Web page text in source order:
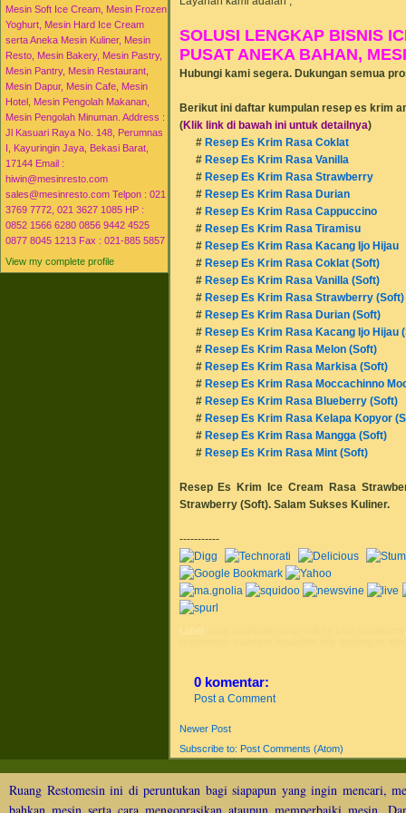
►04/17 - 04/24(10)
►05/01 - 05/08 (3)
►05/08 - 05/15(1)
► 05/15 - 05/22(3)
►05/22 - 05/29 (9)
►06/05 - 06/12(2)
►06/12 - 06/19(4)
►07/03 - 07/10(1)
►07/10 - 07/17 (7)
►07/17 - 07/24(9)
► 07/24 - 07/31
►07/31 - 08/07(9)
►08/07 - 08/14(1)
►08/14 - 08/21(2)
►09/04 - 09/11(2)
►2012(69)
►2014(51)
Mesin Soft Ice Cream, Mesin Frozen
Yoghurt, Mesin Hard Ice Cream
serta Aneka Mesin Kuliner, Mesin
Resto, Mesin Bakery, Mesin Pastry,
Mesin Pantry, Mesin Restaurant,
Mesin Dapur, Mesin Cafe, Mesin
Hotel, Mesin Pengolah Makanan,
Mesin Pengolah Minuman. Address :
Jl Kasuari Raya No. 148, Perumnas
I, Kayuringin Jaya, Bekasi Barat,
17144 Email :
hiwin@mesinresto.com
sales@mesinresto.com Telpon : 021
3769 7772, 021 3627 1085 HP :
0852 1566 6280 0856 9442 4525
0877 8045 1213 Fax : 021-885 5857
View my complete profile
SOLUSI LENGKAP BISNIS
PUSAT ANEKA BAHAN,
Hubungi kami segera. Dukungan semua
Berikut ini daftar kumpulan resep es krim
(Klik link di bawah ini untuk detailnya)
# Resep Es Krim Rasa Coklat
# Resep Es Krim Rasa Vanilla
# Resep Es Krim Rasa Strawberry
# Resep Es Krim Rasa Durian
# Resep Es Krim Rasa Cappuccino
# Resep Es Krim Rasa Tiramisu
# Resep Es Krim Rasa Kacang Ijo Hijau
# Resep Es Krim Rasa Coklat (Soft)
# Resep Es Krim Rasa Vanilla (Soft)
# Resep Es Krim Rasa Strawberry (Soft)
# Resep Es Krim Rasa Durian (Soft)
# Resep Es Krim Rasa Kacang Ijo Hijau
# Resep Es Krim Rasa Melon (Soft)
# Resep Es Krim Rasa Markisa (Soft)
# Resep Es Krim Rasa Moccachinno
# Resep Es Krim Rasa Blueberry (Soft)
# Resep Es Krim Rasa Kelapa Kopyor
# Resep Es Krim Rasa Mangga (Soft)
# Resep Es Krim Rasa Mint (Soft)
Resep Es Krim Ice Cream Rasa
Strawberry (Soft). Salam Sukses Kuliner.
-----------
Label:
0 komentar:
Post a Comment
Newer Post
Subscribe to: Post Comments (Atom)
Ruang Restomesin ini di peruntukan bagi siapapun yang ingin mencari,